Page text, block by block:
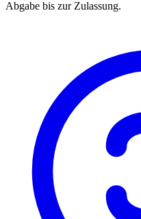
Abgabe bis zur Zulassung.